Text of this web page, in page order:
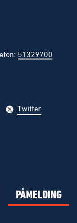
: 51329700
Twitter
PÅMELDING